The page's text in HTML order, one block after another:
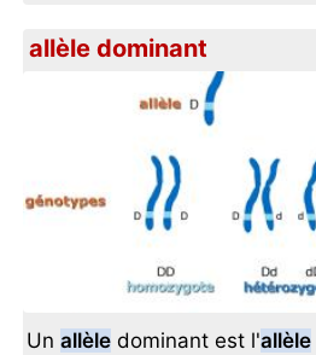
allèle dominant
Unallèle dominant est l'allèle